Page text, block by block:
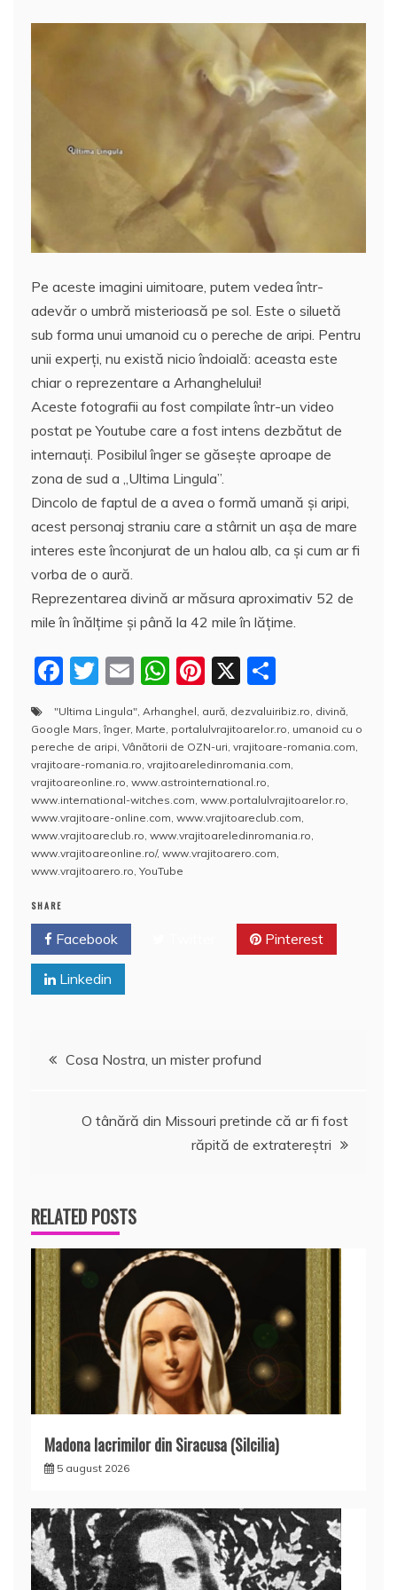
p
p
a
z
ă
Pe aceste imagini uimitoare, putem vedea într-
adevăr o umbră misterioasă pe sol. Este o siluetă
sub forma unui umanoid cu o pereche de aripi. Pentru
unii experți, nu există nicio îndoială: aceasta este
chiar o reprezentare a Arhanghelului!
Aceste fotografii au fost compilate într-un video
postat pe Youtube care a fost intens dezbătut de
internauţi. Posibilul înger se găseşte aproape de
zona de sud a „Ultima Lingula”.
Dincolo de faptul de a avea o formă umană și aripi,
acest personaj straniu care a stârnit un aşa de mare
interes este înconjurat de un halou alb, ca și cum ar fi
vorba de o aură.
Reprezentarea divină ar măsura aproximativ 52 de
mile în înălţime şi până la 42 mile în lățime.
F
a
c
e
b
o
o
k
T
w
itt
er
E
m
ai
l
W
h
at
s
A
p
p
Pi
nt
er
e
st
X
a
rt
aj
a
z
ă
"Ultima Lingula" Arhanghel aură dezvaluiribiz.ro divină
Google Mars înger, Marte portalulvrajitoarelor.ro umanoid cu o
pereche de aripi Vânătorii de OZN-uri vrajitoare-romania.com
vrajitoare-romania.ro vrajitoareledinromania.com
vrajitoareonline.ro www.astrointernational.ro
www.international-witches.com www.portalulvrajitoarelor.ro
www.vrajitoare-online.com www.vrajitoareclub.com
www.vrajitoareclub.ro www.vrajitoareledinromania.ro
www.vrajitoareonline.ro/, www.vrajitoarero.com
www.vrajitoarero.ro YouTube
SHARE
Facebook Pinterest
Linkedin
Navigare
Cosa Nostra, un mister profund
O tânără din Missouri pretinde că ar fi fost
răpită de extratereştri
RELATED POSTS
Madona lacrimilor din Siracusa (Silcilia)
5 august 2026